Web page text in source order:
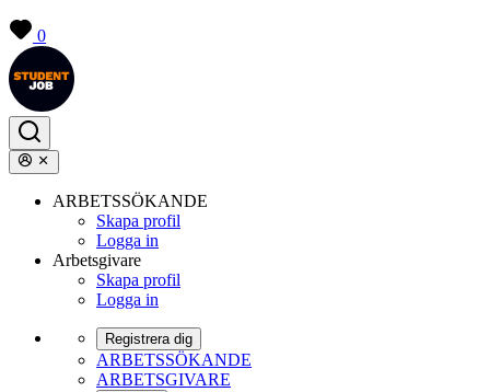
0
ARBETSSÖKANDE
Skapa profil
Logga in
Arbetsgivare
Skapa profil
Logga in
Registrera dig
ARBETSSÖKANDE
ARBETSGIVARE